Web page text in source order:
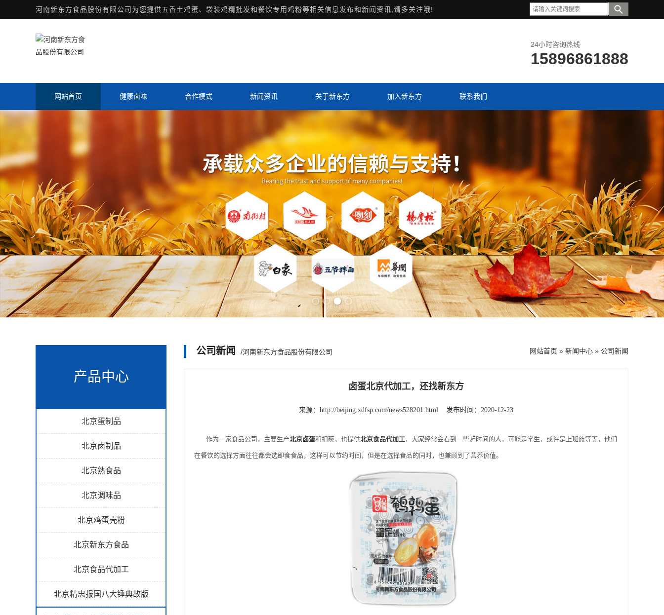
河南新东方食品股份有限公司为您提供五香土鸡蛋、袋装鸡精批发和餐饮专用鸡粉等相关信息发布和新闻资讯,请多关注哦!
24小时咨询热线
15896861888
网站首页 健康卤味 合作模式 新闻资讯 关于新东方 加入新东方 联系我们
产品中心
北京蛋制品
北京卤制品
北京熟食品
北京调味品
北京鸡蛋壳粉
北京新东方食品
北京食品代加工
北京精忠报国八大锤典故版
公司新闻 /河南新东方食品股份有限公司 网站首页 » 新闻中心 » 公司新闻
卤蛋北京代加工，还找新东方
来源： http://beijing.xdfsp.com/news528201.html 发布时间：2020-12-23
作为一家食品公司，主要生产北京卤蛋和扣碗，也提供北京食品代加工，大家经常会看到一些赶时间的人，可能是学生，或许是上班族等等，他们
在餐饮的选择方面往往都会选即食食品，这样可以节约时间，但是在选择食品的同时，也兼顾到了营养价值。